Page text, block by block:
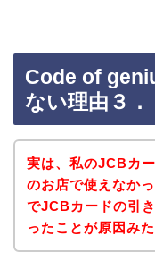
Code of
ない理由３．
実は、私のJCBカ
のお店で使えなか
でJCBカードの引
ったことが原因み